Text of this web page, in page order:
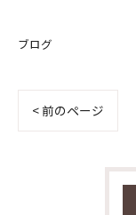
ブログ
< 前のページ